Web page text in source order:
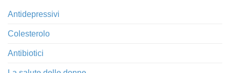
Antidepressivi
Colesterolo
Antibiotici